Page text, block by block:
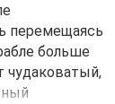
перемещаясь
больше
чудаковатый,